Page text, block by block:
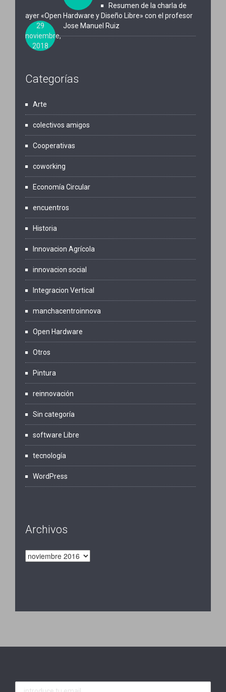
Resumen de la charla de
ayer «Open Hardware y Diseño Libre» con el profesor
Jose Manuel Ruiz
29
noviembre,
2018
Categorías
Arte
colectivos amigos
Cooperativas
coworking
Economía Circular
encuentros
Historia
Innovacion Agrícola
innovacion social
Integracion Vertical
manchacentroinnova
Open Hardware
Otros
Pintura
reinnovación
Sin categoría
software Libre
tecnología
WordPress
Archivos
Archivos